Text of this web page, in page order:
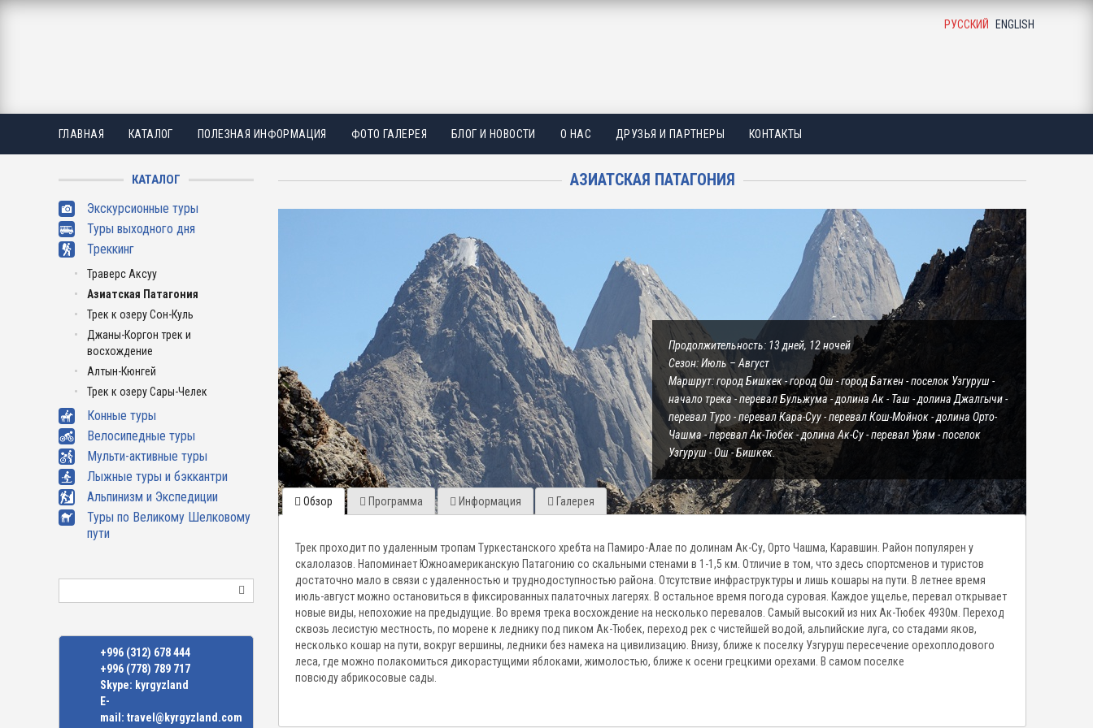
РУССКИЙ ENGLISH
ГЛАВНАЯ КАТАЛОГ ПОЛЕЗНАЯ ИНФОРМАЦИЯ ФОТО ГАЛЕРЕЯ БЛОГ И НОВОСТИ О НАС ДРУЗЬЯ И ПАРТНЕРЫ КОНТАКТЫ
КАТАЛОГ
Экскурсионные туры
Туры выходного дня
Треккинг
Траверс Аксуу
Азиатская Патагония
Трек к озеру Сон-Куль
Джаны-Коргон трек и
восхождение
Алтын-Кюнгей
Трек к озеру Сары-Челек
Конные туры
Велосипедные туры
Мульти-активные туры
Лыжные туры и бэккантри
Альпинизм и Экспедиции
Туры по Великому Шелковому
пути
+996 (312) 678 444
+996 (778) 789 717
Skype: kyrgyzland
E-
mail: travel@kyrgyzland.com
АЗИАТСКАЯ ПАТАГОНИЯ
Продолжительность: 13 дней, 12 ночей
Сезон: Июль – Август
Маршрут: город Бишкек - город Ош - город Баткен - поселок Узгуруш -
начало трека - перевал Бульжума - долина Ак - Таш - долина Джалгычи -
перевал Туро - перевал Кара-Суу - перевал Кош-Мойнок - долина Орто-
Чашма - перевал Ак-Тюбек - долина Ак-Су - перевал Урям - поселок
Узгуруш - Ош - Бишкек.
Обзор Программа Информация Галерея
Трек проходит по удаленным тропам Туркестанского хребта на Памиро-Алае по долинам Ак-Су, Орто Чашма, Каравшин. Район популярен у
скалолазов. Напоминает Южноамериканскую Патагонию со скальными стенами в 1-1,5 км. Отличие в том, что здесь спортсменов и туристов
достаточно мало в связи с удаленностью и труднодоступностью района. Отсутствие инфраструктуры и лишь кошары на пути. В летнее время
июль-август можно остановиться в фиксированных палаточных лагерях. В остальное время погода суровая. Каждое ущелье, перевал открывает
новые виды, непохожие на предыдущие. Во время трека восхождение на несколько перевалов. Самый высокий из них Ак-Тюбек 4930м. Переход
сквозь лесистую местность, по морене к леднику под пиком Ак-Тюбек, переход рек с чистейшей водой, альпийские луга, со стадами яков,
несколько кошар на пути, вокруг вершины, ледники без намека на цивилизацию. Внизу, ближе к поселку Узгуруш пересечение орехоплодового
леса, где можно полакомиться дикорастущими яблоками, жимолостью, ближе к осени грецкими орехами. В самом поселке
повсюду абрикосовые сады.